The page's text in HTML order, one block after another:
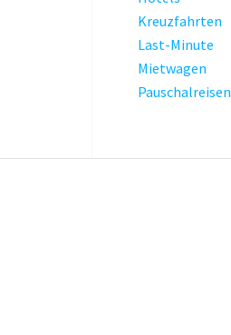
Kreuzfahrten
Last-Minute
Mietwagen
Pauschalreisen